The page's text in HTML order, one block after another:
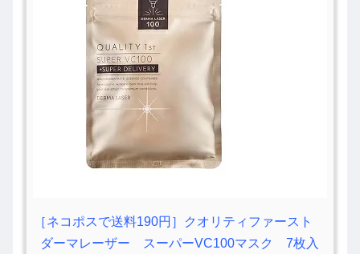
［ネコポスで送料190円］クオリティファースト
ダーマレーザー スーパーVC100マスク 7枚入